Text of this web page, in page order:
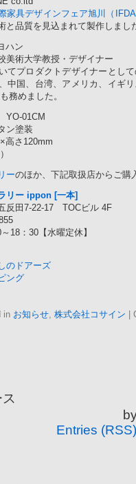
家具デザインフェア旭川（
と品質を見込まれて製作しまし
ハン
美術大学教授・デザイナー
てプロダクトデザイナーとし
中国、台湾、アメリカ、イギ
務めました。
YO-01CM
ン塗装
高さ120mm
ーのほか、下記取扱店からご購
リー ippon [一本]
反田7-22-17 TOCビル 4F
18：30【水曜定休】
のドアーズ
ング
in お知らせ, 株式会社コサイン
ニュー
Entries (RSS)